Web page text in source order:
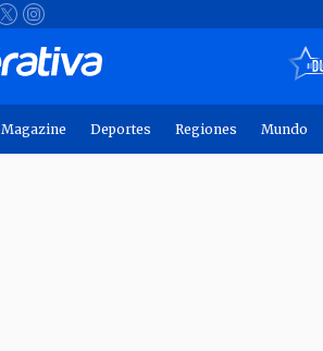
Magazine Deportes Regiones Mundo